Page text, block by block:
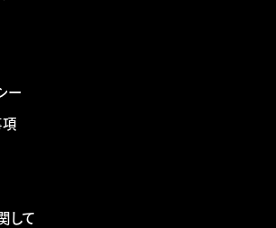
ー
して